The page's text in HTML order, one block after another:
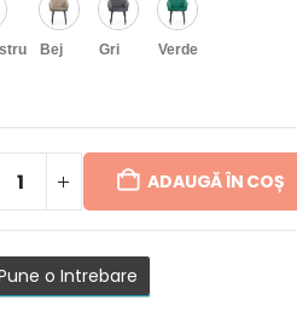
Bej Gri Verde
ADAUGĂ ÎN COȘ
o Intrebare